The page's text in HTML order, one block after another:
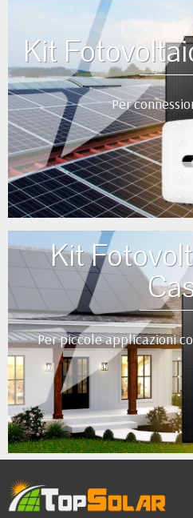
Kit
Per
•
•
Kit
Per piccole applicazioni
•
•
•
•
••